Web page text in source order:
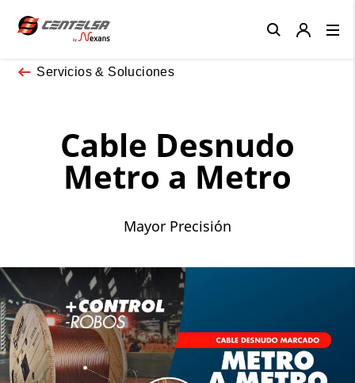
Servicios & Soluciones
Cable Desnudo
Metro a Metro
Mayor Precisión
Close